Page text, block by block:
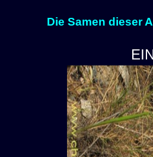
Die Samen dieser